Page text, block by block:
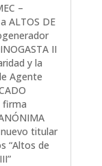
–
ALTOS DE
II
y la
Agente
firma
nuevo titular
“Altos de